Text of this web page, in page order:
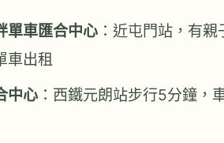
單車匯合中心：近屯門站，有親
車出租
中心：西鐵元朗站步行5分鐘，